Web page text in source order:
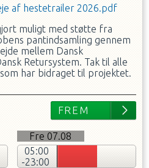
af hestetrailer 2026.pdf
muligt med støtte fra
pantindsamling gennem
mellem Dansk
Retursystem. Tak til alle
har bidraget til projektet.
Fre 07.08
05:00
-23:00